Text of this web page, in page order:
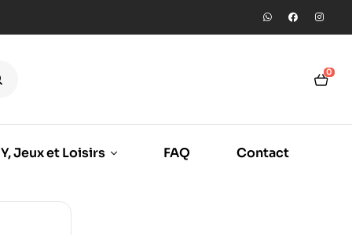
0
Jeux et Loisirs FAQ Contact